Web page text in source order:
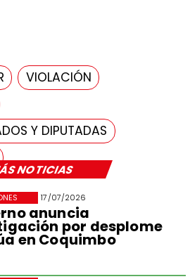
NOTICIAS
17/07/2026
anuncia
por desplome
en Coquimbo
VIOLACIÓN
Y DIPUTADAS